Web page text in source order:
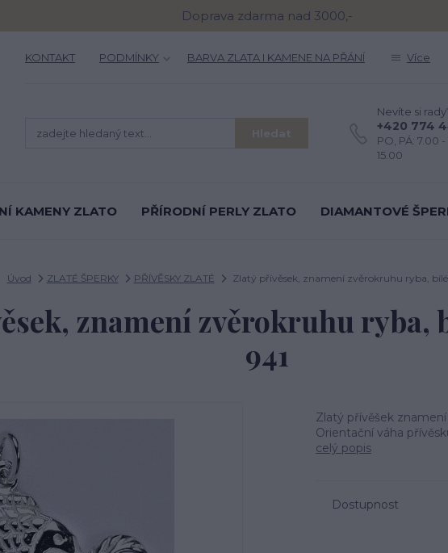
Doprava zdarma nad 3000,-
KONTAKT PODMÍNKY BARVA ZLATA I KAMENE NA PŘÁNÍ Více
Hledat
Nevíte si
+420 774
PO, PÁ: 7.00 -
15.00
KAMENY ZLATO PŘÍRODNÍ PERLY ZLATO DIAMANTOVÉ
Úvod ZLATÉ ŠPERKY PŘÍVĚSKY ZLATÉ Zlatý přívěsek, znamení zvěrokruhu ryba, bílé
znamení zvěrokruhu ryba,
941
Zlatý přívěšek
Orientační váha
celý popis
Dostupnost